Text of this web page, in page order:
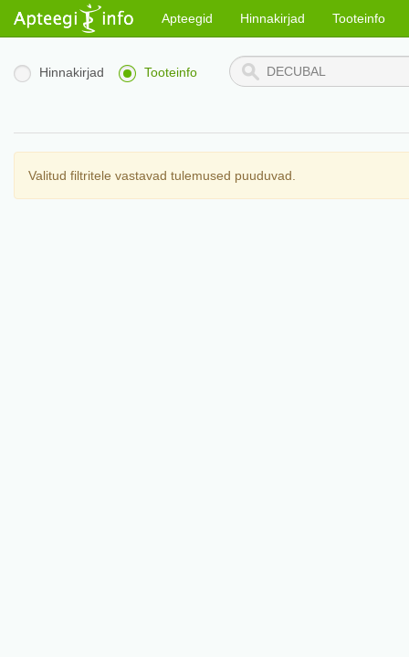
Apteegid Hinnakirjad Tooteinfo
Hinnakirjad Tooteinfo
Valitud filtritele vastavad tulemused puuduvad.